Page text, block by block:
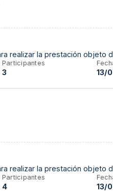
realizar la prestación objeto
Participantes
3 13/
realizar la prestación objeto
Participantes
4 13/